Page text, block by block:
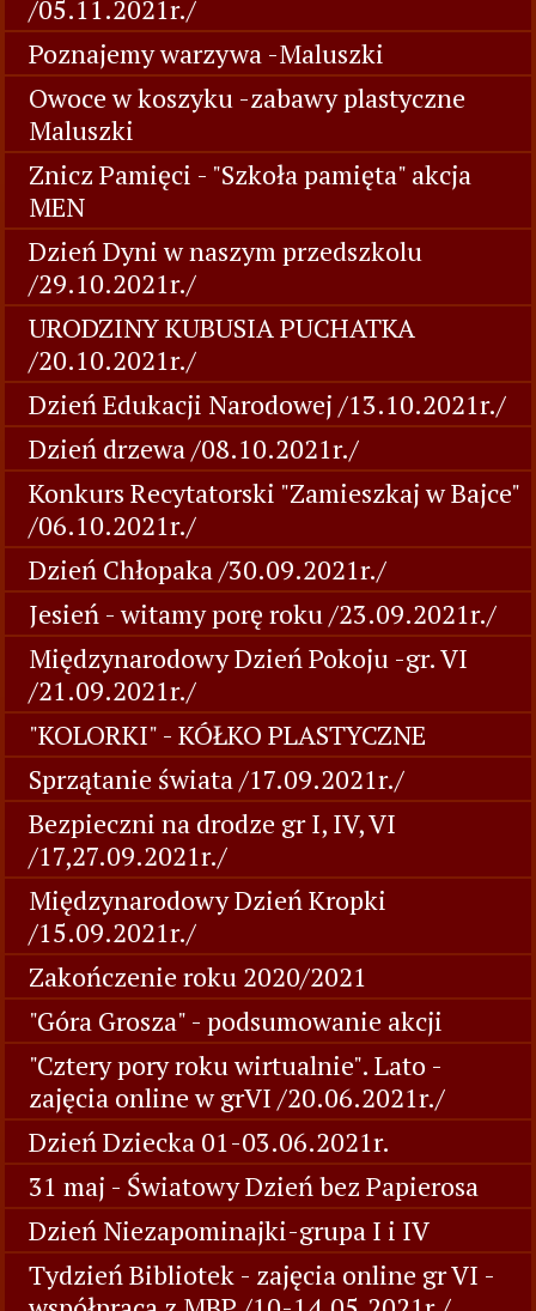
/05.11.2021r./
Poznajemy warzywa -Maluszki
Owoce w koszyku -zabawy plastyczne
Maluszki
Znicz Pamięci - "Szkoła pamięta" akcja
MEN
Dzień Dyni w naszym przedszkolu
/29.10.2021r./
URODZINY KUBUSIA PUCHATKA
/20.10.2021r./
Dzień Edukacji Narodowej /13.10.2021r./
Dzień drzewa /08.10.2021r./
Konkurs Recytatorski "Zamieszkaj w Bajce"
/06.10.2021r./
Dzień Chłopaka /30.09.2021r./
Jesień - witamy porę roku /23.09.2021r./
Międzynarodowy Dzień Pokoju -gr. VI
/21.09.2021r./
"KOLORKI" - KÓŁKO PLASTYCZNE
Sprzątanie świata /17.09.2021r./
Bezpieczni na drodze gr I, IV, VI
/17,27.09.2021r./
Międzynarodowy Dzień Kropki
/15.09.2021r./
Zakończenie roku 2020/2021
"Góra Grosza" - podsumowanie akcji
"Cztery pory roku wirtualnie". Lato -
zajęcia online w grVI /20.06.2021r./
Dzień Dziecka 01-03.06.2021r.
31 maj - Światowy Dzień bez Papierosa
Dzień Niezapominajki-grupa I i IV
Tydzień Bibliotek - zajęcia online gr VI -